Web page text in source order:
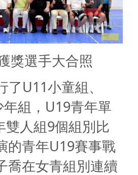
獎選手大合照
了 U11小童組、
年組， U19青年單
雙人組 9個組別比
的青年U19賽事戰
喬在女青組別連續